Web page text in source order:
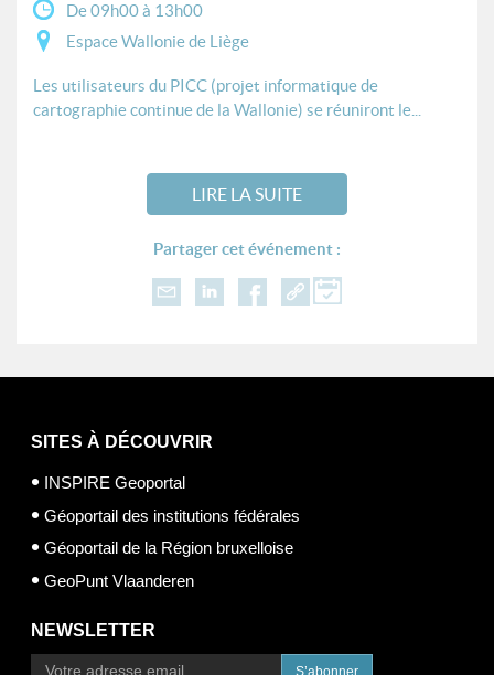
De 09h00 à 13h00
Espace Wallonie de Liège
Les utilisateurs du PICC (projet informatique de
cartographie continue de la Wallonie) se réuniront le...
LIRE LA SUITE
Partager cet événement :
SITES À DÉCOUVRIR
INSPIRE Geoportal
Géoportail des institutions fédérales
Géoportail de la Région bruxelloise
GeoPunt Vlaanderen
NEWSLETTER
S’abonner